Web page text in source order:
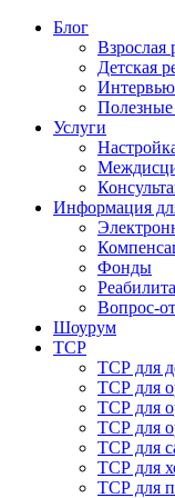
Блог
Взрослая
Детская
Интервью
Полезные
Услуги
Информация
Фонды
Вопрос-
Шоурум
ТСР
ТСР для
ТСР для
ТСР для
ТСР для
ТСР для
ТСР для
ТСР для